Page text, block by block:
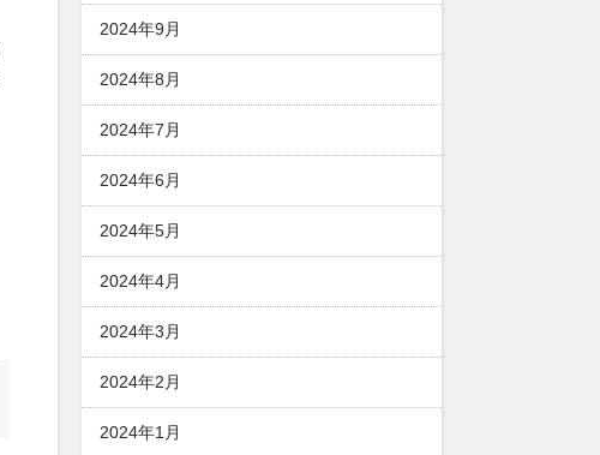
2024年9月
2024年8月
2024年7月
2024年6月
2024年5月
2024年4月
2024年3月
2024年2月
2024年1月